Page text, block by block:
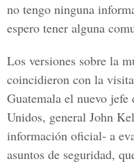
no tengo ninguna
espero tener alguna
Los versiones sobre la
coincidieron con la
Guatemala el nuevo
Unidos, general John
información oficial- a
asuntos de seguridad,